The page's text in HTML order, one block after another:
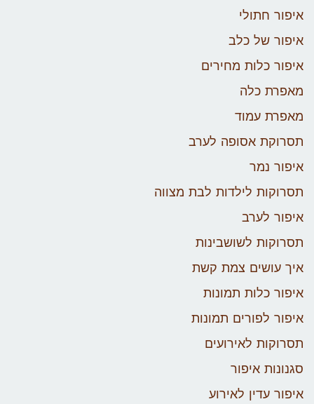
איפור חתולי
איפור של כלב
איפור כלות מחירים
מאפרת כלה
מאפרת עמוד
תסרוקת אסופה לערב
איפור נמר
תסרוקות לילדות לבת מצווה
איפור לערב
תסרוקות לשושבינות
איך עושים צמת קשת
איפור כלות תמונות
איפור לפורים תמונות
תסרוקות לאירועים
סגנונות איפור
איפור עדין לאירוע